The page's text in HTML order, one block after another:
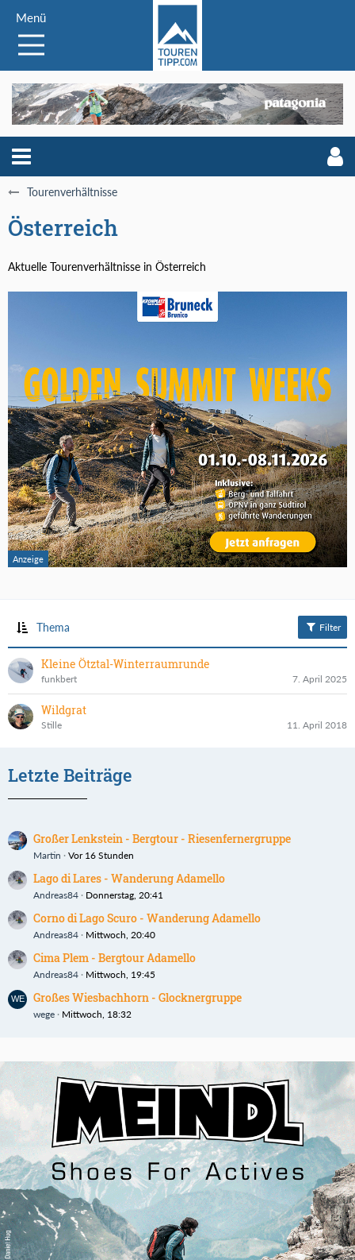
Menü
Tourenverhältnisse
Österreich
Aktuelle Tourenverhältnisse in Österreich
Thema Filter
Kleine Ötztal-Winterraumrunde
funkbert 7. April 2025
Wildgrat
Stille 11. April 2018
Letzte Beiträge
Großer Lenkstein - Bergtour - Riesenfernergruppe
Martin Vor 16 Stunden
Lago di Lares - Wanderung Adamello
Andreas84 Donnerstag, 20:41
Corno di Lago Scuro - Wanderung Adamello
Andreas84 Mittwoch, 20:40
Cima Plem - Bergtour Adamello
Andreas84 Mittwoch, 19:45
Großes Wiesbachhorn - Glocknergruppe
wege Mittwoch, 18:32